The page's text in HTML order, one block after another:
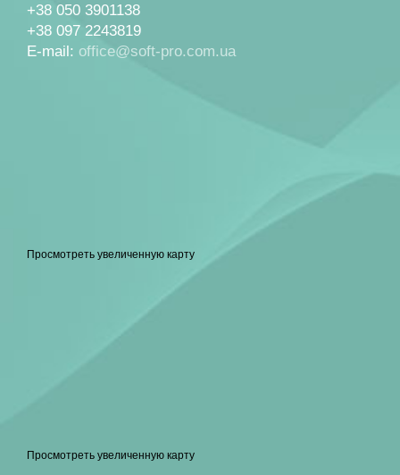
+38 050 3901138
+38 097 2243819
E-mail: office@soft-pro.com.ua
Просмотреть увеличенную карту
Просмотреть увеличенную карту